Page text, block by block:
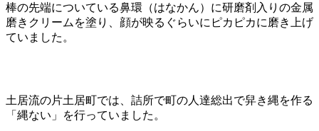
棒の先端についている鼻環（はなかん）に研磨剤入りの金属
磨きクリームを塗り、顔が映るぐらいにピカピカに磨き上げ
ていました。
土居流の片土居町では、詰所で町の人達総出で舁き縄を作る
「縄ない」を行っていました。